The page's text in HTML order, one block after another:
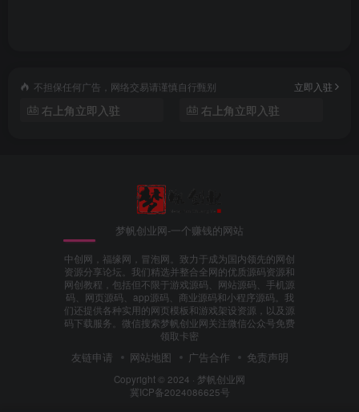
不担保任何广告，网络交易请谨慎自行甄别 立即入驻
右上角立即入驻 右上角立即入驻
梦帆创业网-一个赚钱的网站
中创网，福缘网，冒泡网。致力于成为国内领先的网创
资源分享论坛。我们精选并整合全网的优质源码资源和
网创教程，包括但不限于游戏源码、网站源码、手机源
码、网页源码、app源码、商业源码和小程序源码。我
们还提供各种实用的网页模板和游戏架设资源，以及源
码下载服务。微信搜索梦帆创业网关注微信公众号免费
领取卡密
友链申请 网站地图 广告合作 免责声明
Copyright © 2024 · 梦帆创业网
冀ICP备2024086625号